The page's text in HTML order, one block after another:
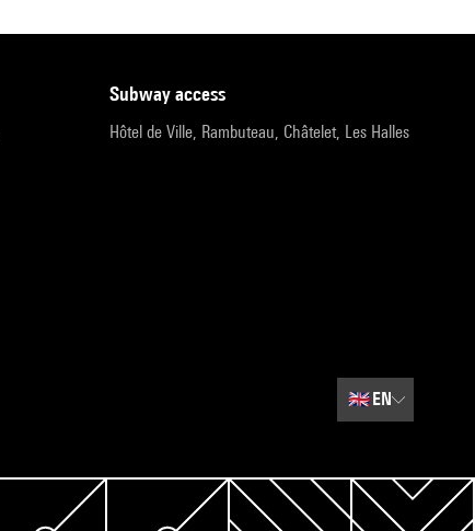
subway access
Hôtel de Ville, Rambuteau, Châtelet, Les Halles
🇬🇧EN